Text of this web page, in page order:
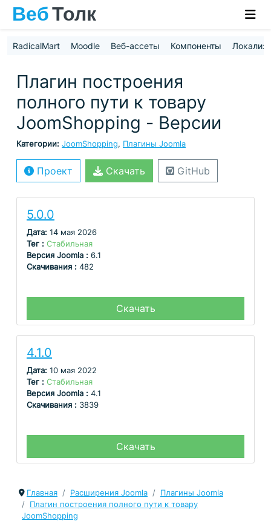
RadicalMart Moodle Веб-ассеты Компоненты
Плагин построения
полного пути к товару
JoomShopping - Версии
Категории: JoomShopping, Плагины Joomla
Проект Скачать GitHub
5.0.0
Дата: 14 мая 2026
Тег : Стабильная
Версия Joomla : 6.1
Скачивания : 482
Скачать
4.1.0
Дата: 10 мая 2022
Тег : Стабильная
Версия Joomla : 4.1
Скачивания : 3839
Скачать
Главная Расширения Joomla
Плагины Joomla
Плагин построения полного пути к товару
JoomShopping